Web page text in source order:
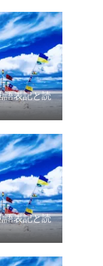
語表記と読
語表記と読